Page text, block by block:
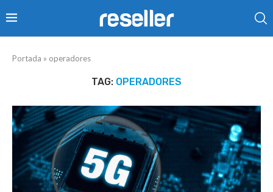
Portada » operadores
TAG: OPERADORES